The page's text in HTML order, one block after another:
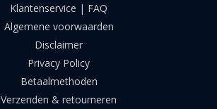
Klantenservice | FAQ
Algemene voorwaarden
Disclaimer
Privacy Policy
Betaalmethoden
Verzenden & retourneren